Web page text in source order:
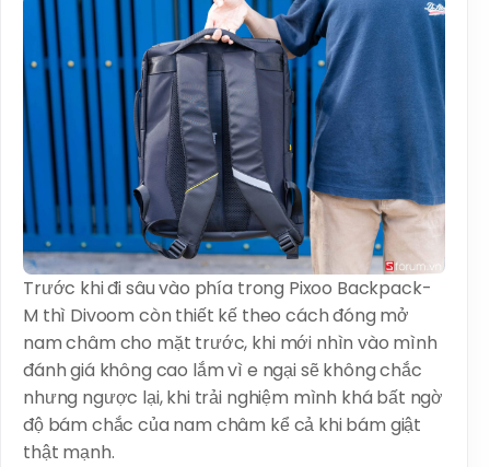
Trước khi đi sâu vào phía trong Pixoo Backpack-
M thì Divoom còn thiết kế theo cách đóng mở
nam châm cho mặt trước, khi mới nhìn vào mình
đánh giá không cao lắm vì e ngại sẽ không chắc
nhưng ngược lại, khi trải nghiệm mình khá bất ngờ
độ bám chắc của nam châm kể cả khi bám giật
thật mạnh.